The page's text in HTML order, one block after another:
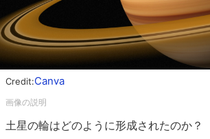
Credit:Canva
土星の輪はどのように形成されたのか？